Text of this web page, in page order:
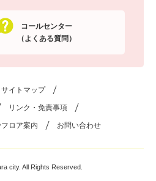
コールセンター
（よくある質問）
サイトマップ
リンク・免責事項
ロア案内 お問い合わせ
city. All Rights Reserved.